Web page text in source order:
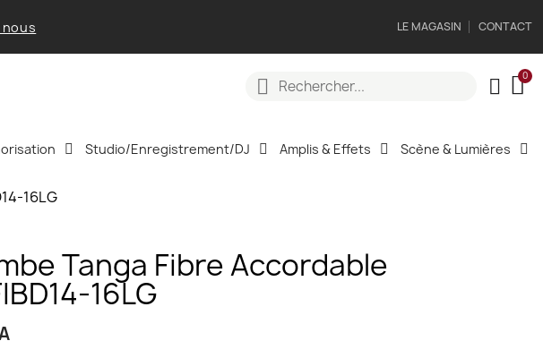
LE MAGASIN CONTACT
Studio/Enregistrement/DJ Amplis & Effets Scène & Lumières
16LG
Tanga Fibre Accordable
16LG